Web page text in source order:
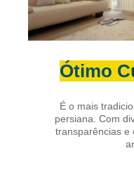
Ótimo
É o mais
persiana. Com
transparências e